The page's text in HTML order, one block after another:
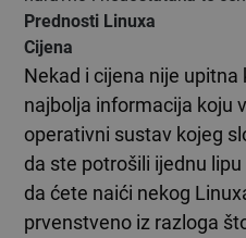
Prednosti Linuxa
Cijena
Nekad i cijena nije
najbolja informacija koju
operativni sustav kojeg
da ste potrošili ijednu
da ćete naići nekog
prvenstveno iz razloga